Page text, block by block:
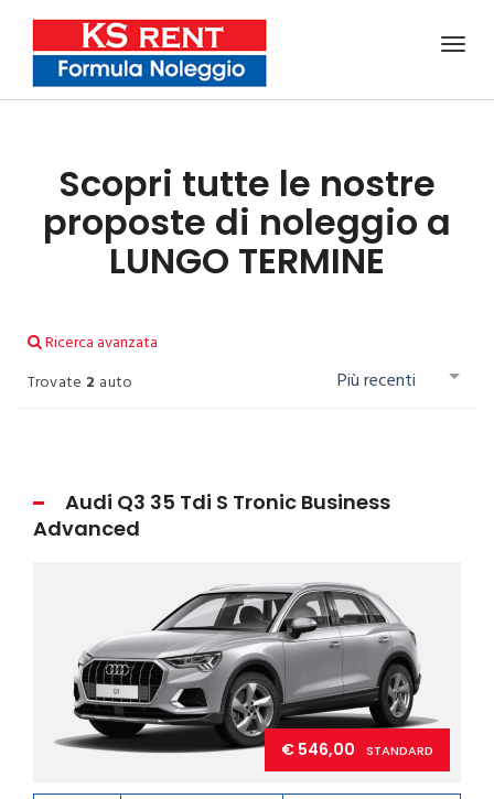
Scopri tutte le nostre
proposte di noleggio a
LUNGO TERMINE
Ricerca avanzata
Trovate 2 auto Più recenti
Audi Q3 35 Tdi S Tronic Business
Advanced
€ 546,00 STANDARD